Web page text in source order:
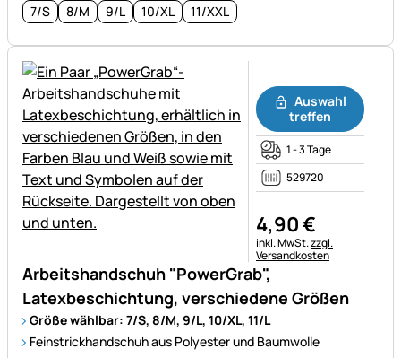
7/S 8/M 9/L 10/XL 11/XXL
Arbeitshandschuh "PowerGrab",
Latexbeschichtung, verschiedene Größen
Größe wählbar: 7/S, 8/M, 9/L, 10/XL, 11/L
Feinstrickhandschuh aus Polyester und Baumwolle
Auswahl
treffen
1 - 3 Tage
529720
4,90€
Steuerhinweis:
inkl. MwSt.zzgl.
Versandkosten